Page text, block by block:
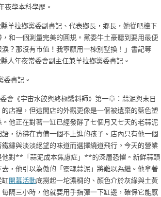
夜學本科學歷。
羊拉鄉黨委副書記、代表鄉長，鄉長，她從吧檯下
和一個測量完美的圓規。黨委牛土豪聽到要用最便
？那沒有市值！我寧願用一棟別墅換！」書記等
人年夜常委會副主任兼羊拉鄉黨委書記。
書記。
會《宇宙水餃與終極醬料師》第一章：蒜泥與末日
店裡，但這間店的外觀更像是一個被遺棄的藍色塑
他正在對著一缸已經發酵了七個月又七天的老蒜泥
，彷彿在責備一個不上進的孩子。店內只有他一個
鏽與淡淡絕望的味道而選擇繞道飛行。今天的營業
對**「蒜泥成本焦慮症」**的深層恐懼。新鮮蒜頭
，他引以為傲的「靈魂蒜泥」將難以為繼。他拿著
開幕活動底撈起一坨濃稠的、顏色介於灰綠與土黃
隔三小時，他就要用手指彈一下缸邊，確保它能感